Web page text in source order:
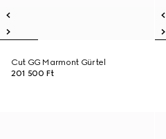
Cut GG Marmont Gürtel
201 500 Ft